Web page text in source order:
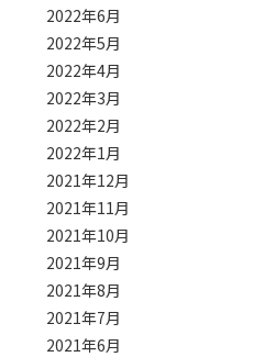
2022年6月
2022年5月
2022年4月
2022年3月
2022年2月
2022年1月
2021年12月
2021年11月
2021年10月
2021年9月
2021年8月
2021年7月
2021年6月